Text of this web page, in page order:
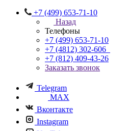
+7 (499) 653-71-10
Назад
Телефоны
+7 (499) 653-71-10
+7 (4812) 302-606
+7 (812) 409-43-26
Заказать звонок
Telegram
MAX
Вконтакте
Instagram